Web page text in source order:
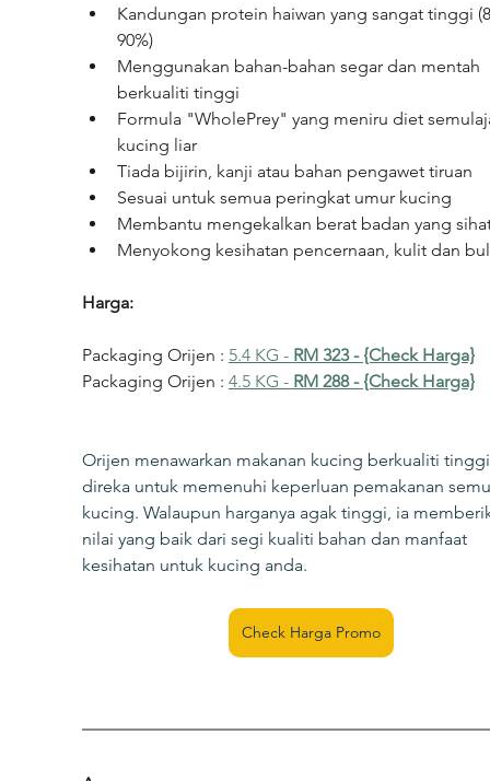
Kandungan protein haiwan yang sangat tinggi
90%)
Menggunakan bahan-bahan segar dan mentah
berkualiti tinggi
Formula "WholePrey" yang meniru diet
kucing liar
Tiada bijirin, kanji atau bahan pengawet tiruan
Sesuai untuk semua peringkat umur kucing
Membantu mengekalkan berat badan yang
Menyokong kesihatan pencernaan, kulit dan
Harga:
Packaging Orijen : 5.4 KG - RM 323 - {Check Harga}
Packaging Orijen : 4.5 KG - RM 288 - {Check Harga}
Orijen menawarkan makanan kucing berkualiti
direka untuk memenuhi keperluan pemakanan
kucing. Walaupun harganya agak tinggi, ia
nilai yang baik dari segi kualiti bahan dan manfaat
kesihatan untuk kucing anda.
Check Harga Promo